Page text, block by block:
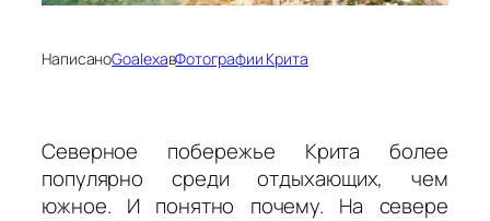
НаписаноGoalexaвФотографии Крита
Северное побережье Крита более
популярно среди отдыхающих, чем
южное. И понятно почему. На севере